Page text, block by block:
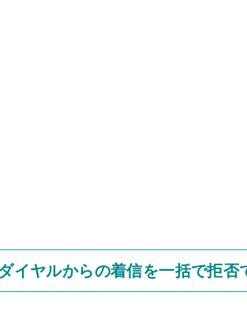
イヤルからの着信を一括で拒否